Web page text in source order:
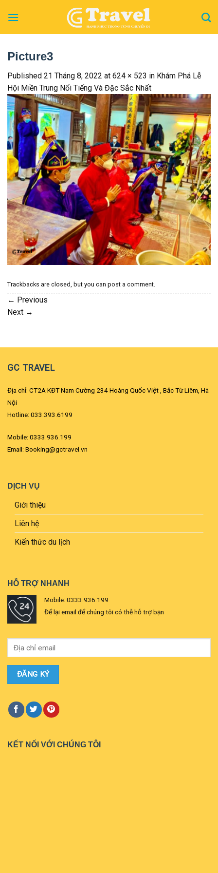
Picture3
Published 21 Tháng 8, 2022 at 624 × 523 in Khám Phá Lễ
Hội Miền Trung Nổi Tiếng Và Đặc Sắc Nhất
Trackbacks are closed, but you can post a comment
← Previous
Next →
GC TRAVEL
Địa chỉ: CT2A KĐT Nam Cường 234 Hoàng Quốc Việt , Bắc Từ Liêm, Hà
Nội
Hotline: 033.393.6199
Mobile: 0333.936.199
Email: Booking@gctravel.vn
DỊCH VỤ
Giới thiệu
Liên hệ
Kiến thức du lịch
HỖ TRỢ NHANH
Mobile: 0333.936.199
Để lại email để chúng tôi có thễ hỗ trợ bạn
KẾT NỐI VỚI CHÚNG TÔI